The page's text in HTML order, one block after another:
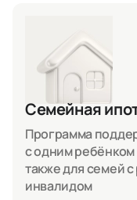
Семейная
Программа
с одним ребёнком
также для семей
инвалидом